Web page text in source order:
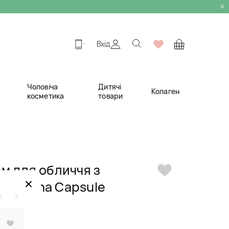
Вхід
Чоловіча
косметика
Дитячі
товари
Колаген
×
для обличчя з
Matcha Capsule